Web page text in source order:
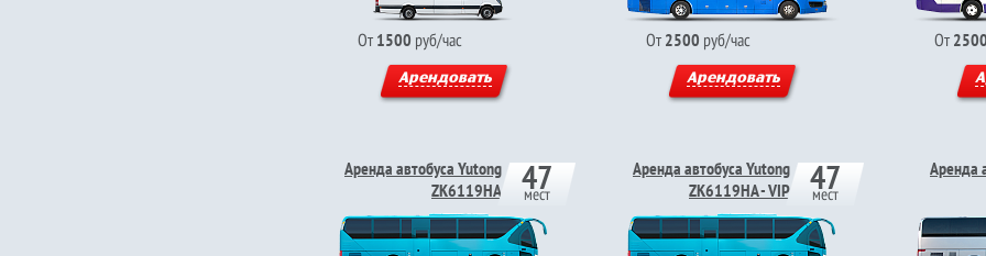
От 1500 руб/час
Арендовать
От 2500 руб/час
Арендовать
От 2500
Аренда автобуса Yutong
ZK6119HA
47
мест
Аренда автобуса Yutong
ZK6119HA - VIP
47
мест
Аренда